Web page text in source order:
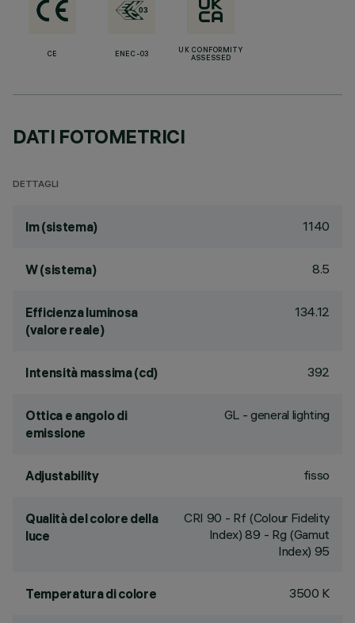
CE ENEC-03
UK CONFORMITY
ASSESSED
DATI FOTOMETRICI
DETTAGLI
lm (sistema) 1140
W (sistema) 8.5
Efficienza luminosa
(valore reale)
134.12
Intensità massima (cd) 392
Ottica e angolo di
emissione
GL - general lighting
Adjustability fisso
Qualità del colore della
luce
CRI 90 - Rf (Colour Fidelity
Index) 89 - Rg (Gamut
Index) 95
Temperatura di colore 3500 K